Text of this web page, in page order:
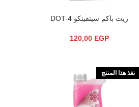
إضافة إلى السلة
زيت باكم سينفينكو DOT-4
120,00 EGP
نفذ هذا المنتج